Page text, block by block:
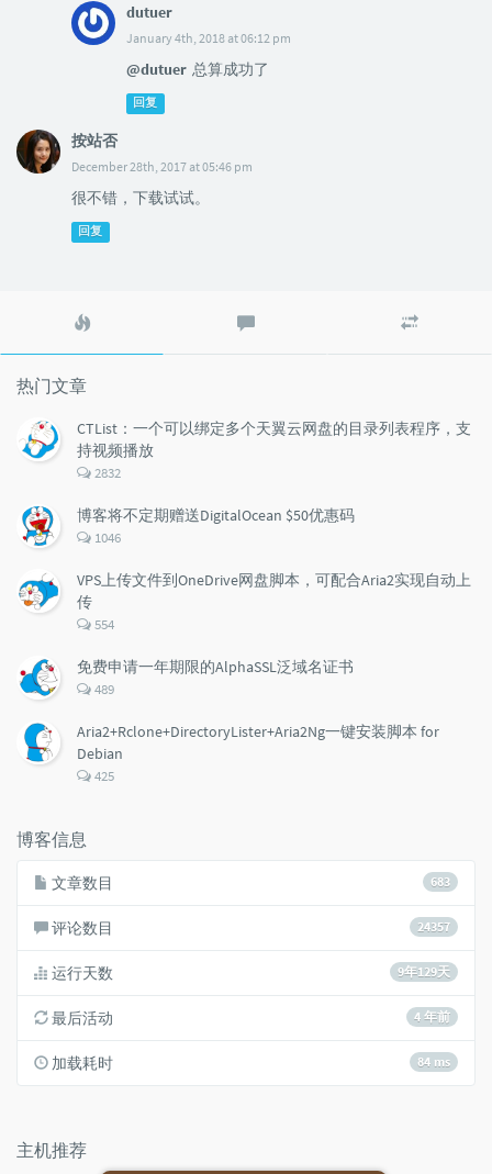
dutuer
January 4th, 2018 at 06:12 pm
@dutuer 总算成功了
回复
按站否
December 28th, 2017 at 05:46 pm
很不错，下载试试。
回复
文
评
文
热门文章
CTList：一个可以绑定多个天翼云网盘的目录列表程序，支
持视频播放
评
数：
2832
博客将不定期赠送DigitalOcean $50优惠码
评
数：
1046
VPS上传文件到OneDrive网盘脚本，可配合Aria2实现自动上
传
评
数：
554
免费申请一年期限的AlphaSSL泛域名证书
评
数：
489
Aria2+Rclone+DirectoryLister+Aria2Ng一键安装脚本 for
Debian
评
425
博客信息
683
文章数目
24357
评论数目
9年129天
运行天数
4 年前
最后活动
84 ms
加载耗时
主机推荐